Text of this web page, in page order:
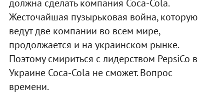
должна сделать компания Coca-Cola.
Жесточайшая пузырьковая война, которую
ведут две компании во всем мире,
продолжается и на украинском рынке.
Поэтому смириться с лидерством PepsiCo в
Украине Coca-Cola не сможет. Вопрос
времени.